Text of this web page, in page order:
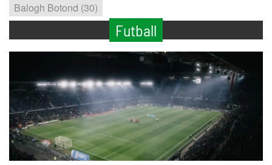
Balogh Botond (30)
Futball